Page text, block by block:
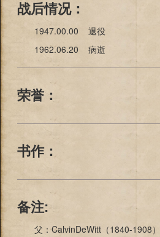
战后情况：
1947.00.00 退役
1962.06.20 病逝
荣誉：
书作：
备注:
父：CalvinDeWitt（1840-1908